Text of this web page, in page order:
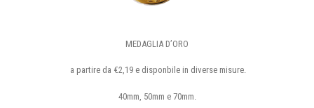
MEDAGLIA D’ORO
a partire da €2,19 e disponbile in diverse misure.
40mm, 50mm e 70mm.